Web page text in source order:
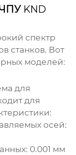
KND
спектр
станков. Вот
моделей:
для
для
осей:
0.001 мм